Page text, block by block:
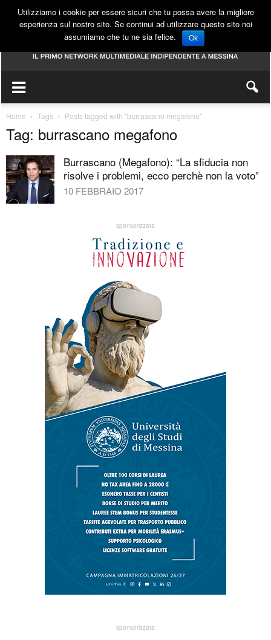
Home Tags Posts tagged with "burrascano megafono"
Tag: burrascano megafono
Burrascano (Megafono): “La sfiducia non
risolve i problemi, ecco perchè non la voto”
10 FEBBRAIO 2017
sponsorizzata
sponsorizzata
Utilizziamo i cookie per essere sicuri che tu possa avere la migliore
esperienza sul nostro sito. Se continui ad utilizzare questo sito noi
assumiamo che tu ne sia felice.
Ok